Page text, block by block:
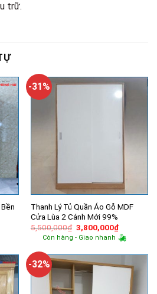
trữ.
-31%
Thanh Lý Tủ Quần Áo Gỗ MDF
Cửa Lùa 2 Cánh Mới 99%
5,500,000₫ Giá
gốc
là:
3,800,000₫Giá
hiện
tại
Còn hàng - Giao nhanh
-32%